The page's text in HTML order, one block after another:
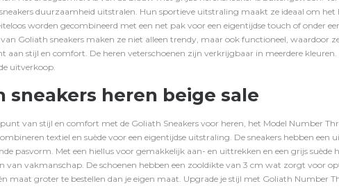
duurzaamheid uitstralen. Hun sportieve uitstraling maakt ze ideaal om het
worden gecombineerd met een net pak voor een eigentijdse touch of onder
Goliath sneakers maken ze niet alleen trendy, maar ook functioneel, waardoor
aan stijl en comfort. De heren veterschoenen zijn verkrijgbaar in meerdere kleuren
uitverkoop.
sneakers heren beige sale
van stijl en comfort met de Goliath Sneakers voor heren, het Model Number
textiel en suède voor een eigentijdse uitstraling. De sneakers hebben
pasvorm. Met een hiellus voor gemakkelijk aan- en uittrekken en een grijs suède
van vakmanschap. De schoenen hebben een zooldikte van 3 cm wat zorgt voor
maat groter te bestellen dan je eigen maat. Upgrade je stijl met Goliath Number